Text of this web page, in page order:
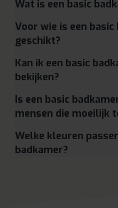
Wat is een basic
Voor wie is een basic
geschikt?
Kan ik een basic
bekijken?
Is een basic
mensen die moeilijk
Welke kleuren
badkamer?